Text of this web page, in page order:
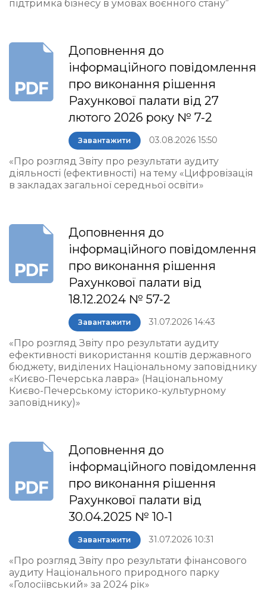
підтримка бізнесу в умовах воєнного стану”
Доповнення до
інформаційного повідомлення
про виконання рішення
Рахункової палати від 27
лютого 2026 року № 7-2
Завантажити 03.08.2026 15:50
«Про розгляд Звіту про результати аудиту
діяльності (ефективності) на тему «Цифровізація
в закладах загальної середньої освіти»
Доповнення до
інформаційного повідомлення
про виконання рішення
Рахункової палати від
18.12.2024 № 57-2
Завантажити 31.07.2026 14:43
«Про розгляд Звіту про результати аудиту
ефективності використання коштів державного
бюджету, виділених Національному заповіднику
«Києво-Печерська лавра» (Національному
Києво-Печерському історико-культурному
заповіднику)»
Доповнення до
інформаційного повідомлення
про виконання рішення
Рахункової палати від
30.04.2025 № 10-1
Завантажити 31.07.2026 10:31
«Про розгляд Звіту про результати фінансового
аудиту Національного природного парку
«Голосіївський» за 2024 рік»